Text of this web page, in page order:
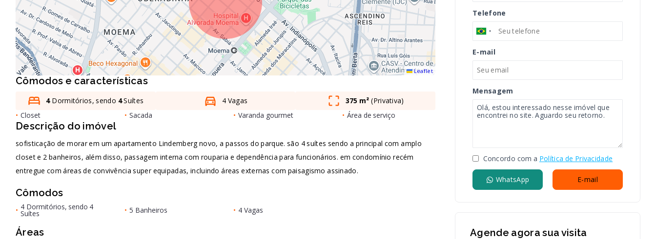
Leaflet
Cômodos e características
4Dormitórios, sendo 4Suítes 4 Vagas 375 m² (Privativa)
• Closet • Sacada • Varanda gourmet • Área de serviço
Descrição do imóvel
sofisticação de morar em um apartamento Lindemberg novo, a passos do parque. são 4 suítes sendo a principal com amplo
closet e 2 banheiros, além disso, passagem interna com rouparia e dependência para funcionários. em condomínio recém
entregue com áreas de convivência super equipadas, incluindo áreas externas com paisagismo assinado.
Cômodos
• 4 Dormitórios, sendo 4
Suítes • 5 Banheiros • 4 Vagas
Áreas
Telefone
E-mail
Mensagem
Concordo com a Política de Privacidade
WhatsApp E-mail
Agende agora sua visita